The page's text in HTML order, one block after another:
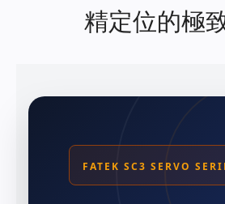
精定位的極
FATEK SC3 SERVO